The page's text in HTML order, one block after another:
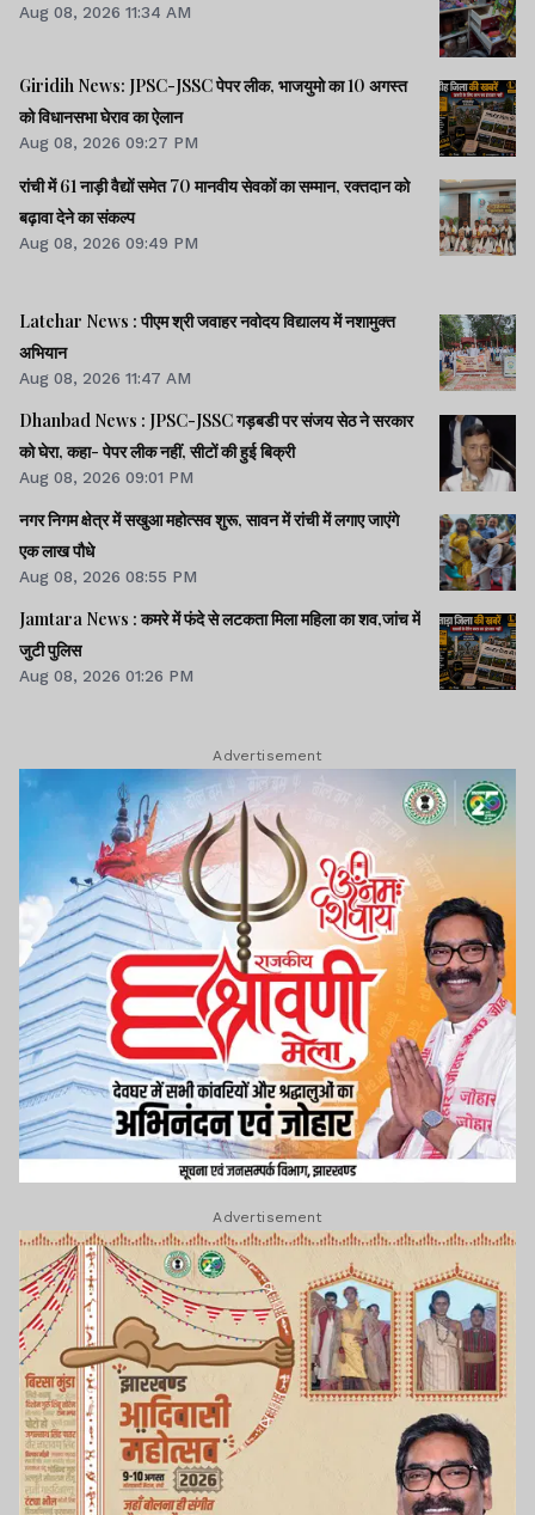
Aug 08, 2026 11:34 AM
Giridih News: JPSC-JSSC पेपर लीक, भाजयुमो का 10 अगस्त
को विधानसभा घेराव का ऐलान
Aug 08, 2026 09:27 PM
रांची में 61 नाड़ी वैद्यों समेत 70 मानवीय सेवकों का सम्मान, रक्तदान को
बढ़ावा देने का संकल्प
Aug 08, 2026 09:49 PM
Latehar News : पीएम श्री जवाहर नवोदय विद्यालय में नशामुक्‍त
अभियान
Aug 08, 2026 11:47 AM
Dhanbad News : JPSC-JSSC गड़बडी पर संजय सेठ ने सरकार
को घेरा, कहा- पेपर लीक नहीं, सीटों की हुई बिक्री
Aug 08, 2026 09:01 PM
नगर निगम क्षेत्र में सखुआ महोत्सव शुरू, सावन में रांची में लगाए जाएंगे
एक लाख पौधे
Aug 08, 2026 08:55 PM
Jamtara News : कमरे में फंदे से लटकता मिला महिला का शव,जांच में
जुटी पुलिस
Aug 08, 2026 01:26 PM
Advertisement
Advertisement